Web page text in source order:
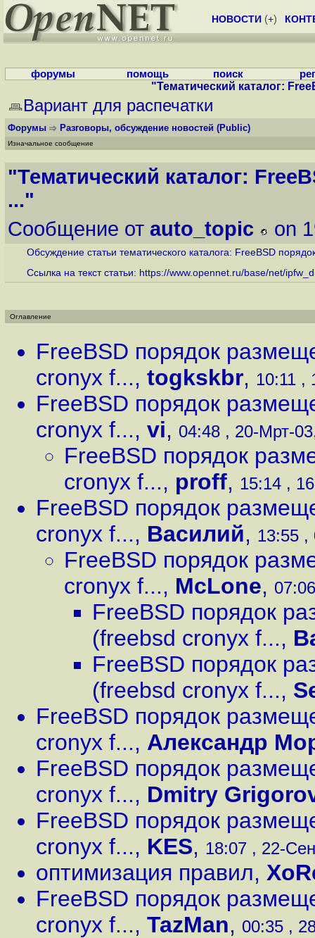
НОВОСТИ (+)
форумы помощь поиск
"Тематический каталог:
Вариант для распечатки
Форумы Разговоры, обсуждение новостей (Public)
Изначальное сообщение
"Тематический каталог:
..."
Сообщение от auto_topic on
Обсуждение статьи тематического каталога: FreeBSD
Ссылка на текст статьи: https://www.opennet.ru/base/net/
Оглавление
FreeBSD порядок
cronyx f..., togkskbr, 10:11 ,
FreeBSD порядок
cronyx f..., vi, 04:48 , 20-Мрт-
FreeBSD порядок
cronyx f..., proff, 15:14 ,
FreeBSD порядок
cronyx f..., Василий, 13:55 ,
FreeBSD порядок
cronyx f..., McLone,
FreeBSD порядок
(freebsd cronyx f...,
FreeBSD порядок
(freebsd cronyx f...,
FreeBSD порядок
cronyx f..., Александр
FreeBSD порядок
cronyx f..., Dmitry
FreeBSD порядок
cronyx f..., KES, 18:07 , 22-
оптимизация правил,
FreeBSD порядок
cronyx f..., TazMan, 00:35 ,